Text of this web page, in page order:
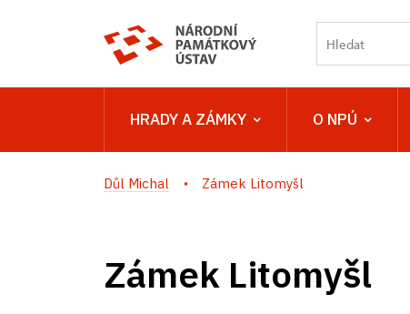
HRADY A ZÁMKY O NPÚ
Důl Michal Zámek Litomyšl
Zámek Litomyšl